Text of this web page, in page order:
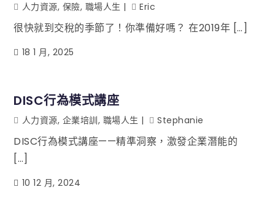
人力資源, 保險, 職場人生 Eric
很快就到交稅的季節了！你準備好嗎？ 在2019年 […]
18 1 月, 2025
DISC行為模式講座
人力資源, 企業培訓, 職場人生 Stephanie
DISC行為模式講座——精準洞察，激發企業潛能的
[…]
10 12 月, 2024